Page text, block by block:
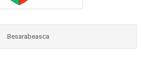
Besarabeasca